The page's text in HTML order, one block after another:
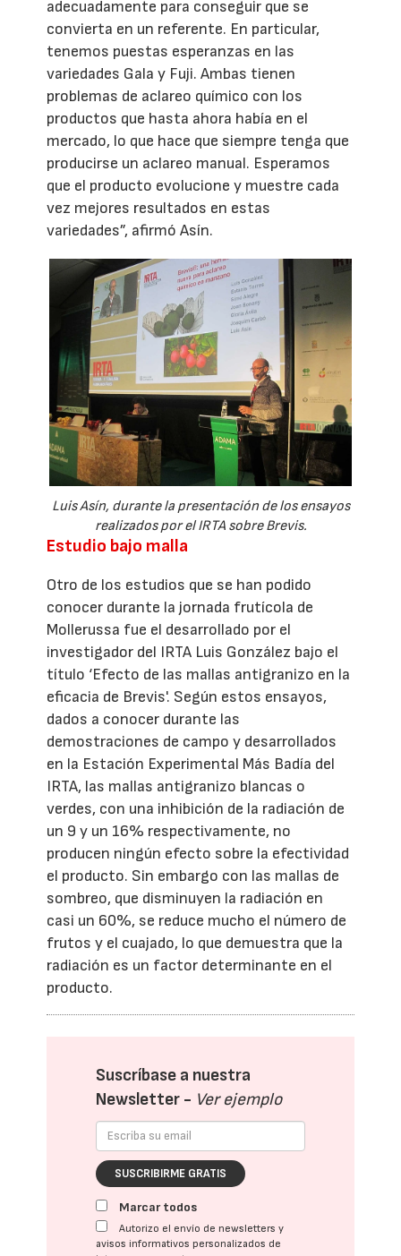
adecuadamente para conseguir que se
convierta en un referente. En particular,
tenemos puestas esperanzas en las
variedades Gala y Fuji. Ambas tienen
problemas de aclareo químico con los
productos que hasta ahora había en el
mercado, lo que hace que siempre tenga que
producirse un aclareo manual. Esperamos
que el producto evolucione y muestre cada
vez mejores resultados en estas
variedades”, afirmó Asín.
Luis Asín, durante la presentación de los ensayos
realizados por el IRTA sobre Brevis.
Estudio bajo malla
Otro de los estudios que se han podido
conocer durante la jornada frutícola de
Mollerussa fue el desarrollado por el
investigador del IRTA Luis González bajo el
título ‘Efecto de las mallas antigranizo en la
eficacia de Brevis'. Según estos ensayos,
dados a conocer durante las
demostraciones de campo y desarrollados
en la Estación Experimental Más Badía del
IRTA, las mallas antigranizo blancas o
verdes, con una inhibición de la radiación de
un 9 y un 16% respectivamente, no
producen ningún efecto sobre la efectividad
el producto. Sin embargo con las mallas de
sombreo, que disminuyen la radiación en
casi un 60%, se reduce mucho el número de
frutos y el cuajado, lo que demuestra que la
radiación es un factor determinante en el
producto.
Suscríbase a nuestra
Newsletter - Ver ejemplo
SUSCRIBIRME GRATIS
Marcar todos
Autorizo el envío de newsletters y
avisos informativos personalizados de